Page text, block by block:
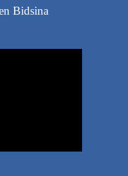
Bidsina